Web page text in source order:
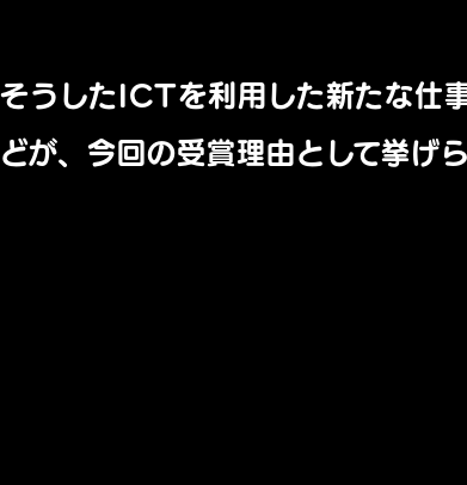
そうしたICTを利用した新たな仕
どが、今回の受賞理由として挙げら